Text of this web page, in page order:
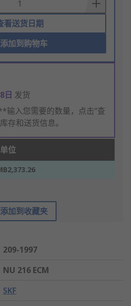
看送货日期
添加到购物车
日 发货
入您需要的数量，点击“查
存和送货信息。
位
添加到收藏夹
209-1997
NU 216 ECM
SKF